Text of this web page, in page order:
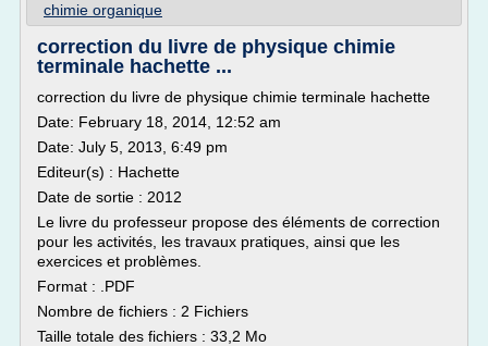
chimie organique
correction du livre de physique chimie
terminale hachette ...
correction du livre de physique chimie terminale hachette
Date: February 18, 2014, 12:52 am
Date: July 5, 2013, 6:49 pm
Editeur(s) : Hachette
Date de sortie : 2012
Le livre du professeur propose des éléments de correction
pour les activités, les travaux pratiques, ainsi que les
exercices et problèmes.
Format : .PDF
Nombre de fichiers : 2 Fichiers
Taille totale des fichiers : 33,2 Mo